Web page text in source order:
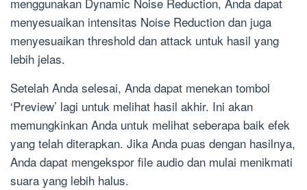
menyesuaikan intensitas Noise Reduction dan juga
menyesuaikan threshold dan attack untuk hasil yang
lebih jelas.
Setelah Anda selesai, Anda dapat menekan tombol
‘Preview’ lagi untuk melihat hasil akhir. Ini akan
memungkinkan Anda untuk melihat seberapa baik efek
yang telah diterapkan. Jika Anda puas dengan hasilnya,
Anda dapat mengekspor file audio dan mulai menikmati
suara yang lebih halus.